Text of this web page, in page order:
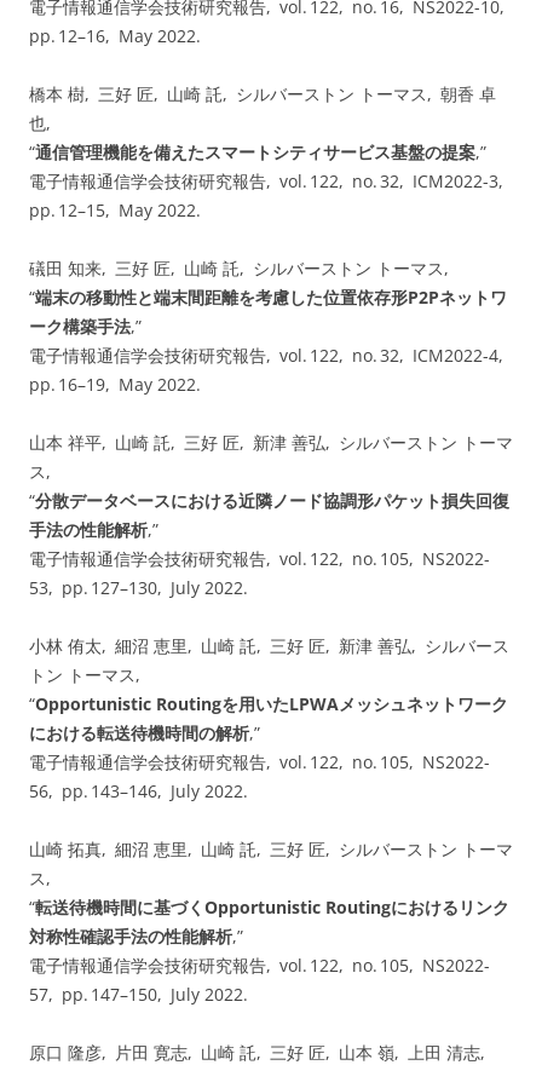
電子情報通信学会技術研究報告, vol. ⁠122, no. ⁠16, NS2022-10,
pp.⁠ ⁠12⁠–⁠16, May 2022.
橋本 樹, 三好 匠, 山崎 託, シルバーストン トーマス, 朝香 卓
也,
“通信管理機能を備えたスマートシティサービス基盤の提案,”
電子情報通信学会技術研究報告, vol. ⁠122, no. ⁠32, ICM2022-3,
pp.⁠ ⁠12⁠–⁠15, May 2022.
礒田 知来, 三好 匠, 山崎 託, シルバーストン トーマス,
“端末の移動性と端末間距離を考慮した位置依存形P2Pネットワ
ーク構築手法,”
電子情報通信学会技術研究報告, vol. ⁠122, no. ⁠32, ICM2022-4,
pp.⁠ ⁠16⁠–⁠19, May 2022.
山本 祥平, 山崎 託, 三好 匠, 新津 善弘, シルバーストン トーマ
ス,
“分散データベースにおける近隣ノード協調形パケット損失回復
手法の性能解析,”
電子情報通信学会技術研究報告, vol. ⁠122, no. ⁠105, NS2022-
53, pp.⁠ ⁠127⁠–⁠130, July 2022.
小林 侑太, 細沼 恵里, 山崎 託, 三好 匠, 新津 善弘, シルバース
トン トーマス,
“Opportunistic Routingを用いたLPWAメッシュネットワーク
における転送待機時間の解析,”
電子情報通信学会技術研究報告, vol. ⁠122, no. ⁠105, NS2022-
56, pp.⁠ ⁠143⁠–⁠146, July 2022.
山崎 拓真, 細沼 恵里, 山崎 託, 三好 匠, シルバーストン トーマ
ス,
“転送待機時間に基づくOpportunistic Routingにおけるリンク
対称性確認手法の性能解析,”
電子情報通信学会技術研究報告, vol. ⁠122, no. ⁠105, NS2022-
57, pp.⁠ ⁠147⁠–⁠150, July 2022.
原口 隆彦, 片田 寛志, 山崎 託, 三好 匠, 山本 嶺, 上田 清志,